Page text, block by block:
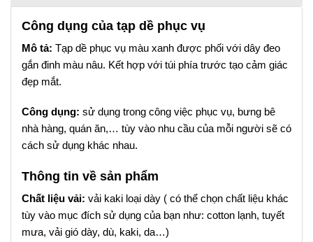
Công dụng của tạp dề phục vụ
Mô tả: Tạp dề phục vụ màu xanh được phối với dây đeo
gắn đinh màu nâu. Kết hợp với túi phía trước tạo cảm giác
đẹp mắt.
Công dụng: sử dụng trong công việc phục vụ, bưng bê
nhà hàng, quán ăn,… tùy vào nhu cầu của mỗi người sẽ có
cách sử dụng khác nhau.
Thông tin về sản phẩm
Chất liệu vải: vải kaki loại dày ( có thể chọn chất liệu khác
tùy vào mục đích sử dụng của bạn như: cotton lạnh, tuyết
mưa, vải gió dày, dù, kaki, da…)